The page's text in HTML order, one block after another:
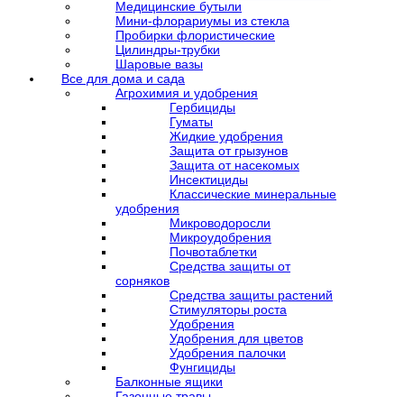
Медицинские бутыли
Мини-флорариумы из стекла
Пробирки флористические
Цилиндры-трубки
Шаровые вазы
Все для дома и сада
Агрохимия и удобрения
Гербициды
Гуматы
Жидкие удобрения
Защита от грызунов
Защита от насекомых
Инсектициды
Классические минеральные
удобрения
Микроводоросли
Микроудобрения
Почвотаблетки
Средства защиты от
сорняков
Средства защиты растений
Стимуляторы роста
Удобрения
Удобрения для цветов
Удобрения палочки
Фунгициды
Балконные ящики